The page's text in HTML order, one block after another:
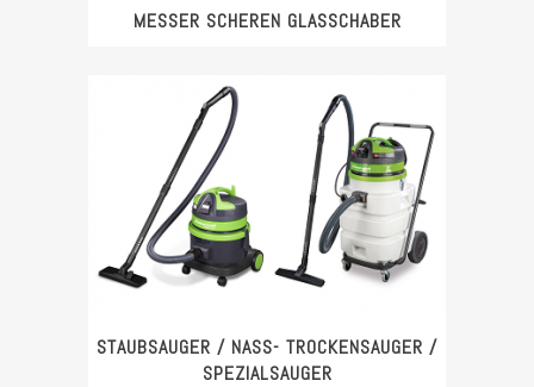
MESSER SCHEREN GLASSCHABER
STAUBSAUGER / NASS- TROCKENSAUGER /
SPEZIALSAUGER